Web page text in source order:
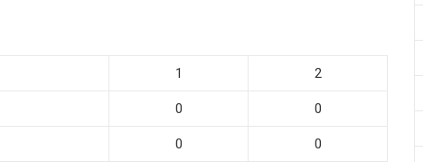
1 2
0 0
0 0